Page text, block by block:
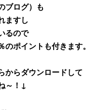
ブログ）も
ますし
るので
のポイントも付きます。
からダウンロードして
～！↓